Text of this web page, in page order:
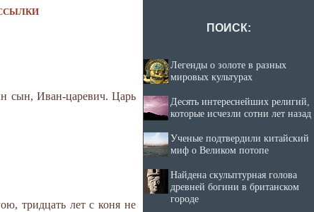
сын, Иван-царевич. Царь
тридцать лет с коня не
ПОИСК:
Легенды о золоте в разных
мировых культурах
Десять интереснейших религий,
которые исчезли сотни лет назад
Ученые подтвердили китайский
миф о Великом потопе
Найдена скульптурная голова
древней богини в британском
городе